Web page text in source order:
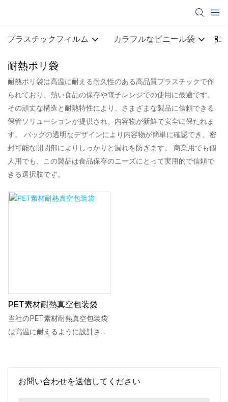
プラスチックフィルム カラフルなビニール袋
耐熱ポリ袋
耐熱ポリ袋は高温に耐える耐久性のある高品質プラスチックで作
られており、熱い食品の保存や電子レンジでの使用に最適です。
その頑丈な構造と耐熱特性により、さまざまな製品に信頼できる
保管ソリューションが提供され、内容物が新鮮で安全に保たれま
す。 バッグの透明なデザインにより内容物が簡単に確認でき、密
封可能な開閉部によりしっかりと漏れを防ぎます。 商業用でも個
人用でも、この製品は食品保存のニーズにとって実用的で信頼で
きる選択肢です。
お問い合わせを送信してください
PET素材耐熱真空包装袋
当社のPET素材耐熱真空包装袋
は高温に耐えるように設計され
事、スナック、その他の熱に弱
いアイテムの包装と保存に最適